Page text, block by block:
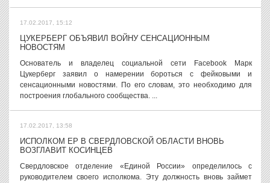
17.02.2017, 15:12
ЦУКЕРБЕРГ ОБЪЯВИЛ ВОЙНУ СЕНСАЦИОННЫМ
НОВОСТЯМ
Основатель и владелец социальной сети Facebook Марк
Цукерберг заявил о намерении бороться с фейковыми и
сенсационными новостями. По его словам, это необходимо для
построения глобального сообщества. ...
17.02.2017, 13:58
ИСПОЛКОМ ЕР В СВЕРДЛОВСКОЙ ОБЛАСТИ ВНОВЬ
ВОЗГЛАВИТ КОСИНЦЕВ
Свердловское отделение «Единой России» определилось с
руководителем своего исполкома. Эту должность вновь займет